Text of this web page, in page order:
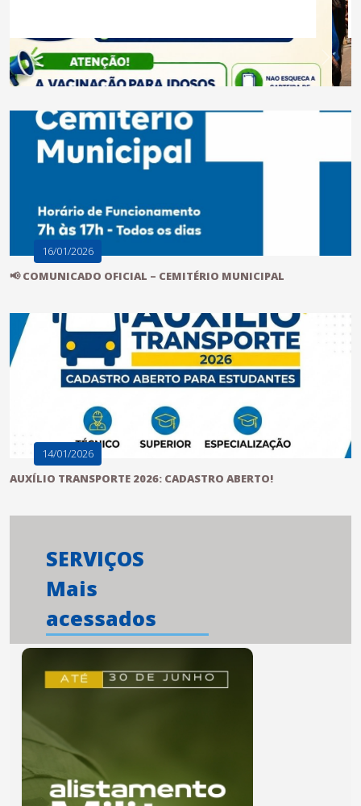
Anterior Próximo
16/01/2026
📢 COMUNICADO OFICIAL – CEMITÉRIO MUNICIPAL
14/01/2026
AUXÍLIO TRANSPORTE 2026: CADASTRO ABERTO!
SERVIÇOS
Mais
acessados